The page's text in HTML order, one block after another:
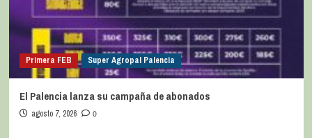
Primera FEB Super Agropal Palencia
El Palencia lanza su campaña de abonados
agosto 7, 2026 0